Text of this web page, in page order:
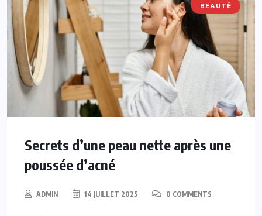
BEAUTÉ
Secrets d’une peau nette après une
poussée d’acné
ADMIN 14 JUILLET 2025 0 COMMENTS